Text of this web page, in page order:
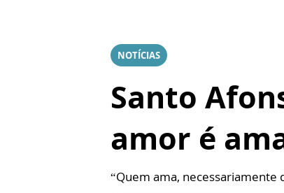
NOTÍCIAS
Santo
amor é
“Quem ama, necessariamente